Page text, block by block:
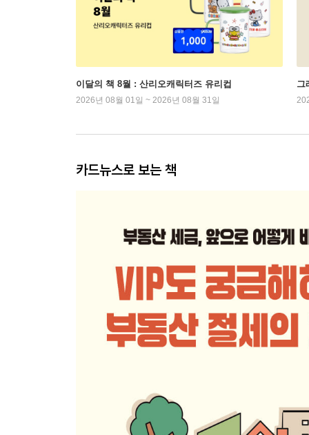
이달의 책 8월 : 산리오캐릭터즈 유리컵
2026년 08월 01일 ~ 2026년 08월 31일
그
카드뉴스로 보는 책